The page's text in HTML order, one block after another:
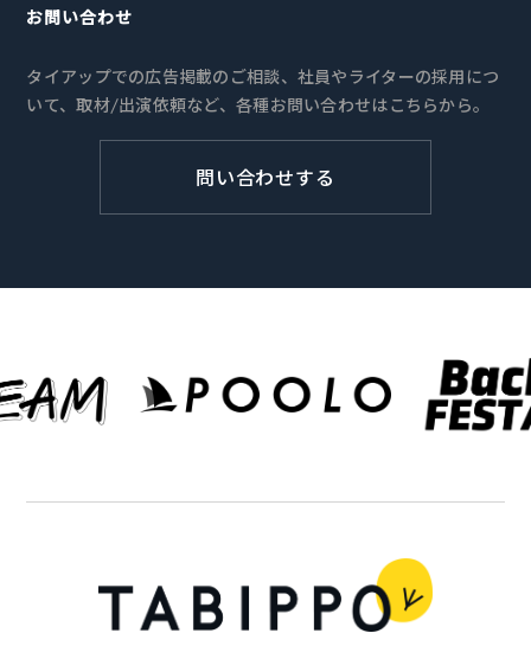
お問い合わせ
タイアップでの広告掲載のご相談、社員やライターの採用につ
いて、取材/出演依頼など、各種お問い合わせはこちらから。
問い合わせする